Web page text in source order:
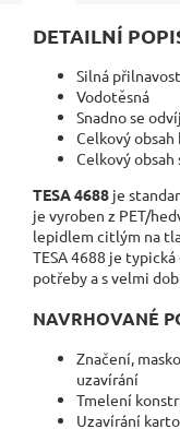
DETAILNÍ
Silná
Vodotěsná
Snadno se
Celkový obsah
Celkový obsah
TESA 4688 je
je vyroben z PET/
lepidlem citlým na
TESA 4688 je
potřeby a s velmi
NAVRHOVANÉ
Značení,
uzavírání
Tmelení
Uzavírání